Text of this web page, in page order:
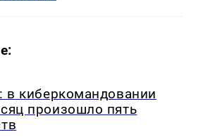
в киберкомандовании
произошло пять